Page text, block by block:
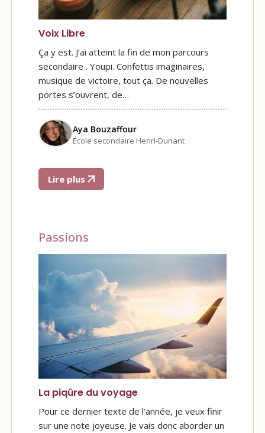
Voix Libre
Ça y est. J’ai atteint la fin de mon parcours
secondaire . Youpi. Confettis imaginaires,
musique de victoire, tout ça. De nouvelles
portes s’ouvrent, de…
Aya Bouzaffour
École secondaire Henri-Dunant
Lire plus
Passions
La piqûre du voyage
Pour ce dernier texte de l’année, je veux finir
sur une note joyeuse. Je vais donc aborder un